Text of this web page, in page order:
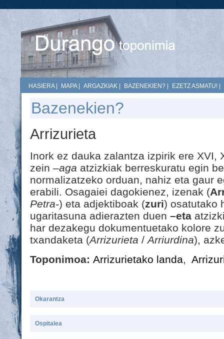
HASIERA| MAPA| ARGAZKIAK BAZENEKIEN? EZETZ ASMATU!
Bazenekien?
Arrizurieta
Inork ez dauka zalantza izpirik ere XVI,
zein –aga atzizkiak berreskuratu egin
normalizatzeko orduan, nahiz eta gaur
erabili. Osagaiei dagokienez, izenak (
Petra-) eta adjektiboak (zuri) osatutako
ugaritasuna adierazten duen –eta
har dezakegu dokumentuetako kolore
txandaketa (Arrizurieta /Arriurdina),
Toponimoa: Arrizurietako landa,
Okarantza
Ospitalea